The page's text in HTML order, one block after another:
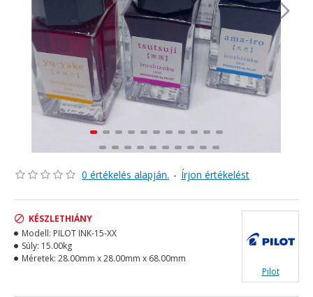
0 értékelés alapján. - Írjon értékelést
KÉSZLETHIÁNY
Modell: PILOT INK-15-XX
Súly: 15.00kg
Méretek: 28.00mm x 28.00mm x 68.00mm
Pilot